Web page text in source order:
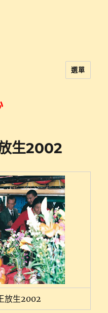
選單
生2002
放生2002